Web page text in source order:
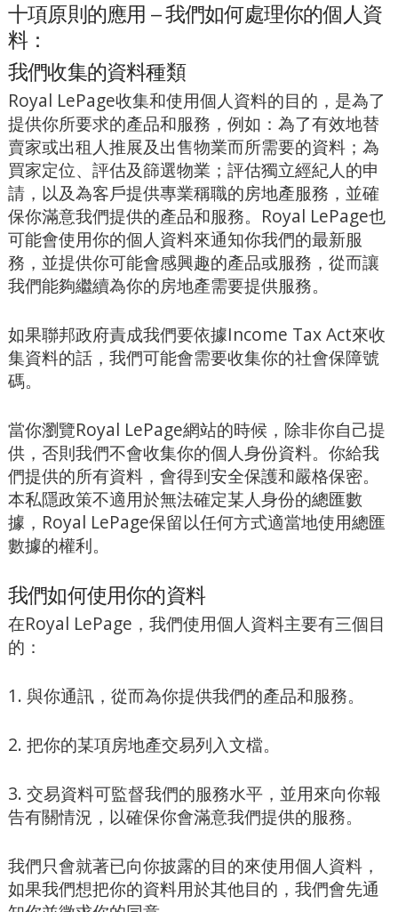
十項原則的應用 – 我們如何處理你的個人資
料：
我們收集的資料種類
Royal LePage收集和使用個人資料的目的，是為了
提供你所要求的產品和服務，例如：為了有效地替
賣家或出租人推展及出售物業而所需要的資料；為
買家定位、評估及篩選物業；評估獨立經紀人的申
請，以及為客戶提供專業稱職的房地產服務，並確
保你滿意我們提供的產品和服務。Royal LePage也
可能會使用你的個人資料來通知你我們的最新服
務，並提供你可能會感興趣的產品或服務，從而讓
我們能夠繼續為你的房地產需要提供服務。
如果聯邦政府責成我們要依據Income Tax Act來收
集資料的話，我們可能會需要收集你的社會保障號
碼。
當你瀏覽Royal LePage網站的時候，除非你自己提
供，否則我們不會收集你的個人身份資料。你給我
們提供的所有資料，會得到安全保護和嚴格保密。
本私隱政策不適用於無法確定某人身份的總匯數
據，Royal LePage保留以任何方式適當地使用總匯
數據的權利。
我們如何使用你的資料
在Royal LePage，我們使用個人資料主要有三個目
的：
1. 與你通訊，從而為你提供我們的產品和服務。
2. 把你的某項房地產交易列入文檔。
3. 交易資料可監督我們的服務水平，並用來向你報
告有關情況，以確保你會滿意我們提供的服務。
我們只會就著已向你披露的目的來使用個人資料，
如果我們想把你的資料用於其他目的，我們會先通